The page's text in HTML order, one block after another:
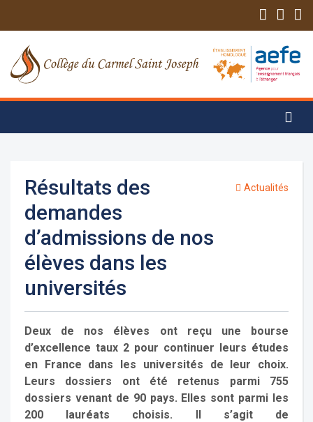
Résultats des
demandes
d’admissions de nos
élèves dans les
universités
Actualités
Deux de nos élèves ont reçu une bourse
d’excellence taux 2 pour continuer leurs études
en France dans les universités de leur choix.
Leurs dossiers ont été retenus parmi 755
dossiers venant de 90 pays. Elles sont parmi les
200 lauréats choisis. Il s’agit de